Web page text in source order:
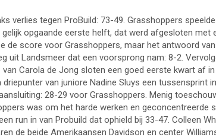
verlies tegen ProBuild: 73-49. Grasshoppers
opgaande eerste helft, dat werd afgesloten
de score voor Grasshoppers, maar het antwoord
uit Landsmeer dat een voorsprong nam: 8-2.
Carola de Jong sloten een goed eerste kwart af
van juniore Nadine Sluys een tussensprint
28-29 voor Grasshoppers. Menig
was om het harde werken en geconcentreerde
run in van Probuild dat ophield bij 33-47. Colleen
de beide Amerikaansen Davidson en center